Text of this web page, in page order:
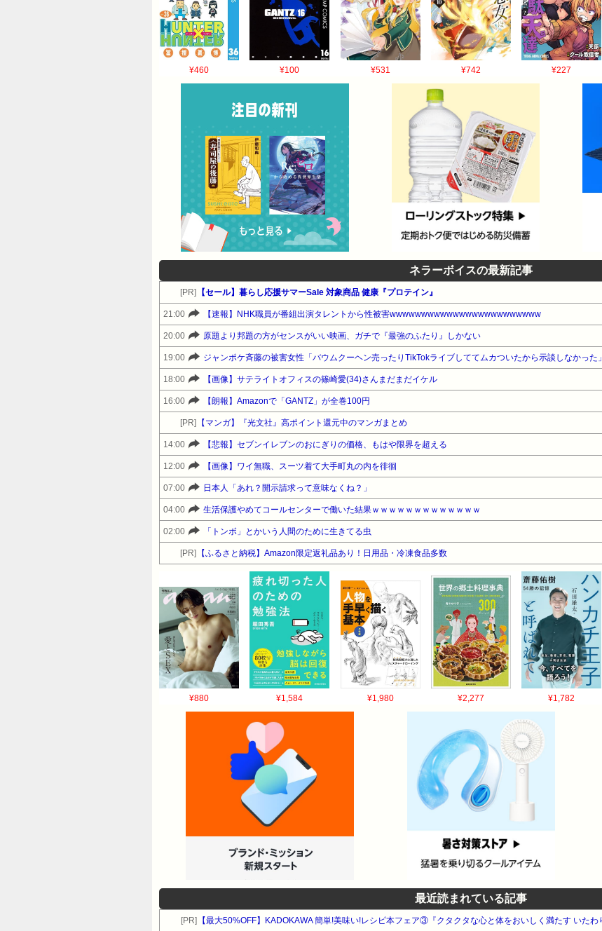
¥460 ¥100 ¥531 ¥742 ¥227
ネラーボイスの最新記事
[PR] 【セール】暮らし応援サマーSale 対象商品 健康『プロテイン』
21:00 【速報】NHK職員が番組出演タレントから性被害wwwwwwwwwwwwwwwwwwwwwwww
20:00 原題より邦題の方がセンスがいい映画、ガチで『最強のふたり』しかない
19:00 ジャンポケ斉藤の被害女性「バウムクーヘン売ったりTikTokライブしててムカついたから示談しなかった」
18:00 【画像】サテライトオフィスの篠崎愛(34)さんまだまだイケル
16:00 【朗報】Amazonで「GANTZ」が全巻100円
[PR] 【マンガ】『光文社』高ポイント還元中のマンガまとめ
14:00 【悲報】セブンイレブンのおにぎりの価格、もはや限界を超える
12:00 【画像】ワイ無職、スーツ着て大手町丸の内を徘徊
07:00 日本人「あれ？開示請求って意味なくね？」
04:00 生活保護やめてコールセンターで働いた結果ｗｗｗｗｗｗｗｗｗｗｗｗｗ
02:00 「トンボ」とかいう人間のために生きてる虫
[PR] 【ふるさと納税】Amazon限定返礼品あり！日用品・冷凍食品多数
¥880 ¥1,584 ¥1,980 ¥2,277 ¥1,782
最近読まれている記事
[PR]